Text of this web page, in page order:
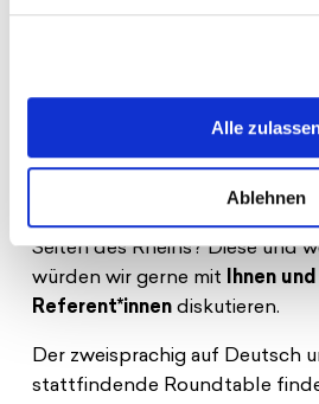
Alle
Ablehnen
Deutschland und Frankreich in
Welche „Problemzonen“ sind
drängend? Welche
Positionen der beiden Staaten
werden sie sich auf die
auswirken? Und schließlich:
Seiten des Rheins? Diese und
würden wir gerne mit
Ihnen
Referent*innendiskutieren.
Der zweisprachig auf Deutsch
stattfindende Roundtable